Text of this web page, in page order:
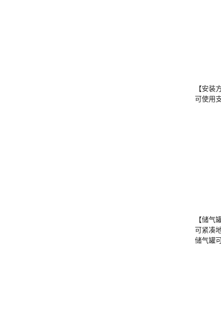
【安装
可使用
【储气
可紧凑
储气罐